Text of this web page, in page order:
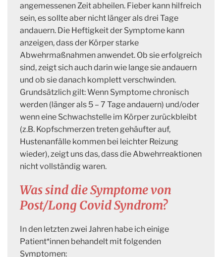
angemessenen Zeit abheilen. Fieber kann hilfreich
sein, es sollte aber nicht länger als drei Tage
andauern. Die Heftigkeit der Symptome kann
anzeigen, dass der Körper starke
Abwehrmaßnahmen anwendet. Ob sie erfolgreich
sind, zeigt sich auch darin wie lange sie andauern
und ob sie danach komplett verschwinden.
Grundsätzlich gilt: Wenn Symptome chronisch
werden (länger als 5 – 7 Tage andauern) und/oder
wenn eine Schwachstelle im Körper zurückbleibt
(z.B. Kopfschmerzen treten gehäufter auf,
Hustenanfälle kommen bei leichter Reizung
wieder), zeigt uns das, dass die Abwehrreaktionen
nicht vollständig waren.
Was sind die Symptome von
Post/Long Covid Syndrom?
In den letzten zwei Jahren habe ich einige
Patient*innen behandelt mit folgenden
Symptomen: